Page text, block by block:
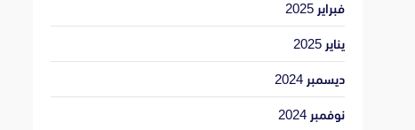
فبراير 2025
يناير 2025
ديسمبر 2024
نوفمبر 2024